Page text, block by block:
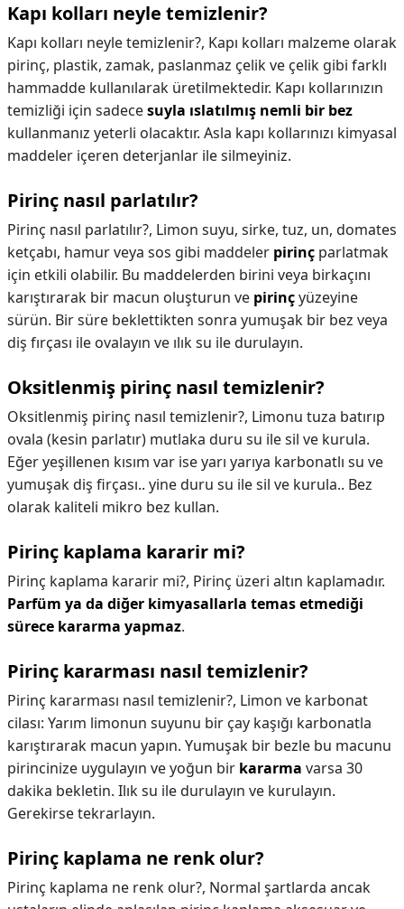
Kapı kolları neyle temizlenir?
Kapı kolları neyle temizlenir?, Kapı kolları malzeme olarak
pirinç, plastik, zamak, paslanmaz çelik ve çelik gibi farklı
hammadde kullanılarak üretilmektedir. Kapı kollarınızın
temizliği için sadecesuyla ıslatılmış nemli bir bez
kullanmanız yeterli olacaktır. Asla kapı kollarınızı kimyasal
maddeler içeren deterjanlar ile silmeyiniz.
Pirinç nasıl parlatılır?
Pirinç nasıl parlatılır?, Limon suyu, sirke, tuz, un, domates
ketçabı, hamur veya sos gibi maddeler pirinç parlatmak
için etkili olabilir. Bu maddelerden birini veya birkaçını
karıştırarak bir macun oluşturun ve pirinçyüzeyine
sürün. Bir süre beklettikten sonra yumuşak bir bez veya
diş fırçası ile ovalayın ve ılık su ile durulayın.
Oksitlenmiş pirinç nasıl temizlenir?
Oksitlenmiş pirinç nasıl temizlenir?, Limonu tuza batırıp
ovala (kesin parlatır) mutlaka duru su ile sil ve kurula.
Eğer yeşillenen kısım var ise yarı yarıya karbonatlı su ve
yumuşak diş firçası.. yine duru su ile sil ve kurula.. Bez
olarak kaliteli mikro bez kullan.
Pirinç kaplama kararir mi?
Pirinç kaplama kararir mi?, Pirinç üzeri altın kaplamadır.
Parfüm ya da diğer kimyasallarla temas etmediği
sürece kararma yapmaz.
Pirinç kararması nasıl temizlenir?
Pirinç kararması nasıl temizlenir?, Limon ve karbonat
cilası: Yarım limonun suyunu bir çay kaşığı karbonatla
karıştırarak macun yapın. Yumuşak bir bezle bu macunu
pirincinize uygulayın ve yoğun bir kararma varsa 30
dakika bekletin. Ilık su ile durulayın ve kurulayın.
Gerekirse tekrarlayın.
Pirinç kaplama ne renk olur?
Pirinç kaplama ne renk olur?, Normal şartlarda ancak